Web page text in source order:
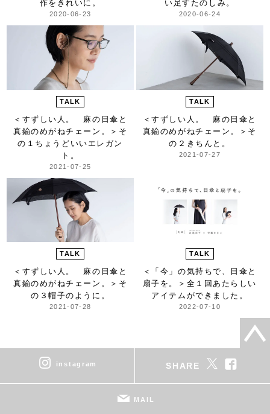
作をきれいに。
2020-06-23
い足すたのしみ。
2020-06-24
TALK
＜すずしい人。 麻の日傘と
真鍮のめがねチェーン。＞ そ
の１ちょうどいいエレガン
ト。
2021-07-25
TALK
＜すずしい人。 麻の日傘と
真鍮のめがねチェーン。＞ そ
の２きちんと。
2021-07-27
TALK
＜すずしい人。 麻の日傘と
真鍮のめがねチェーン。＞ そ
の３帽子のように。
2021-07-28
TALK
＜「今」の気持ちで、日傘と
扇子を。＞ 全１回あたらしい
アイテムができました。
2022-07-10
instagram SHARE
MAIL